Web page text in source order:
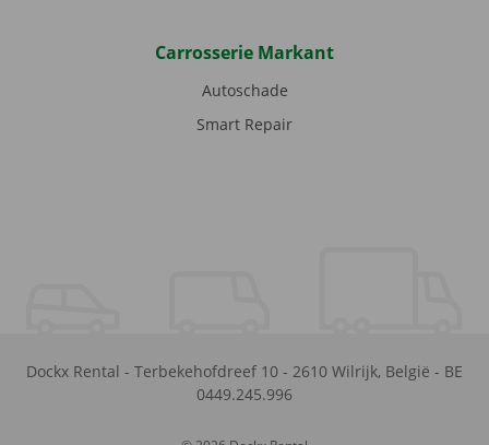
Carrosserie Markant
Autoschade
Smart Repair
Dockx Rental - Terbekehofdreef 10 - 2610 Wilrijk, België - BE
0449.245.996